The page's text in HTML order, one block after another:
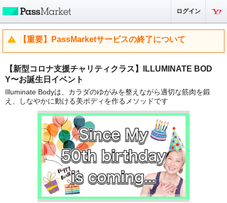
ログイン
【重要】PassMarketサービスの終了について
【新型コロナ支援チャリティクラス】ILLUMINATE BOD
Y〜お誕生日イベント
Illuminate Bodyは、カラダのゆがみを整えながら適切な筋肉を鍛
え、しなやかに動ける美ボディを作るメソッドです